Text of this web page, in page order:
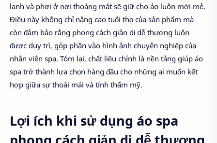
lạnh và phơi ở nơi thoáng mát sẽ giữ cho áo luôn mới mẻ.
Điều này không chỉ nâng cao tuổi thọ của sản phẩm mà
còn đảm bảo rằng phong cách giản dị dễ thương luôn
được duy trì, góp phần vào hình ảnh chuyên nghiệp của
nhân viên spa. Tóm lại, chất liệu chính là nền tảng giúp áo
spa trở thành lựa chọn hàng đầu cho những ai muốn kết
hợp giữa sự thoải mái và tính thẩm mỹ.
Lợi ích khi sử dụng áo spa